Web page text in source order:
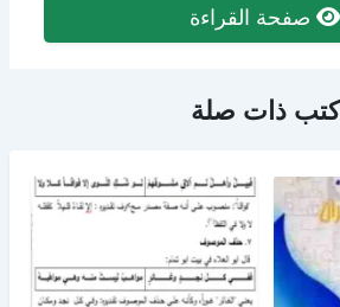
صفحة القراءة
كتب ذات صلة